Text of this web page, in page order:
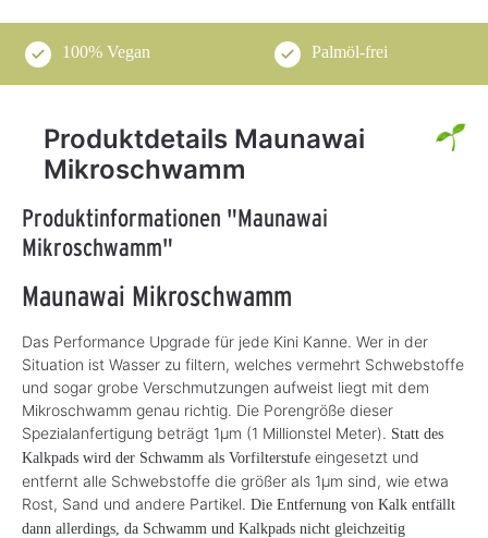
100% Vegan Palmöl-frei
Produktdetails Maunawai
Mikroschwamm
Produktinformationen "Maunawai
Mikroschwamm"
Maunawai Mikroschwamm
Das Performance Upgrade für jede Kini Kanne. Wer in der
Situation ist Wasser zu filtern, welches vermehrt Schwebstoffe
und sogar grobe Verschmutzungen aufweist liegt mit dem
Mikroschwamm genau richtig. Die Porengröße dieser
Spezialanfertigung beträgt 1µm (1 Millionstel Meter). Statt des
Kalkpads wird der Schwamm als Vorfilterstufe eingesetzt und
entfernt alle Schwebstoffe die größer als 1µm sind, wie etwa
Rost, Sand und andere Partikel. Die Entfernung von Kalk entfällt
dann allerdings, da Schwamm und Kalkpads nicht gleichzeitig